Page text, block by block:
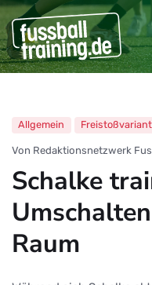
Allgemein
Von Redaktionsnetzwerk
Schalke
Raum